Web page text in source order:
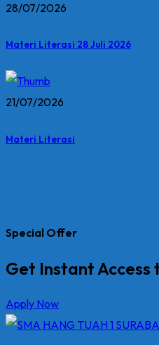
28/07/2026
Materi Literasi 28 Juli 2026
21/07/2026
Materi Literasi
Special Offer
Get Instant Access
Apply Now